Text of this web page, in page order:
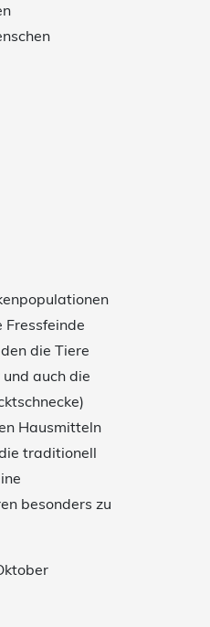
Fressfeinde
die Tiere
auch die
Hausmitteln
traditionell
besonders zu